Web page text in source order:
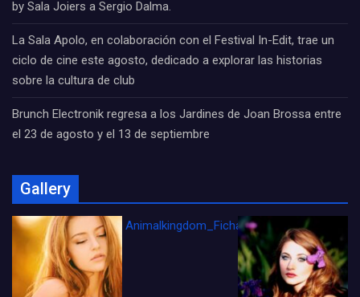
by Sala Joiers a Sergio Dalma.
La Sala Apolo, en colaboración con el Festival In-Edit, trae un
ciclo de cine este agosto, dedicado a explorar las historias
sobre la cultura de club
Brunch Electronik regresa a los Jardines de Joan Brossa entre
el 23 de agosto y el 13 de septiembre
Gallery
Animalkingdom_FichaCine